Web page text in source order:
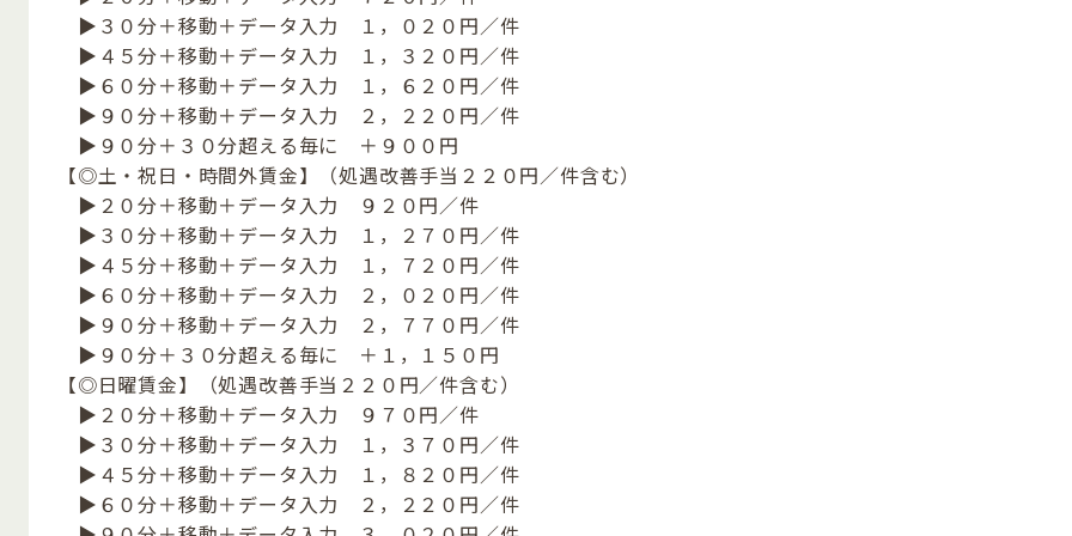
▶３０分＋移動＋データ入力 １，０２０円／件
▶４５分＋移動＋データ入力 １，３２０円／件
▶６０分＋移動＋データ入力 １，６２０円／件
▶９０分＋移動＋データ入力 ２，２２０円／件
▶９０分＋３０分超える毎に ＋９００円
【◎土・祝日・時間外賃金】（処遇改善手当２２０円／件含む）
▶２０分＋移動＋データ入力 ９２０円／件
▶３０分＋移動＋データ入力 １，２７０円／件
▶４５分＋移動＋データ入力 １，７２０円／件
▶６０分＋移動＋データ入力 ２，０２０円／件
▶９０分＋移動＋データ入力 ２，７７０円／件
▶９０分＋３０分超える毎に ＋１，１５０円
【◎日曜賃金】（処遇改善手当２２０円／件含む）
▶２０分＋移動＋データ入力 ９７０円／件
▶３０分＋移動＋データ入力 １，３７０円／件
▶４５分＋移動＋データ入力 １，８２０円／件
▶６０分＋移動＋データ入力 ２，２２０円／件